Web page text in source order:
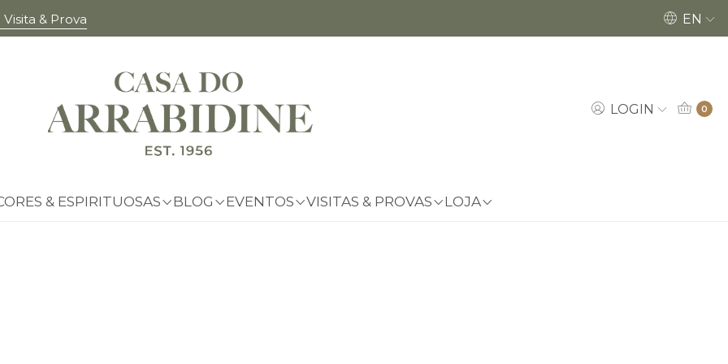
LOGIN 0
& ESPIRITUOSAS BLOG EVENTOS VISITAS & PROVAS LOJA
& Prova Encomendas até dia 18/12 poderão ser
EN
EVENTOS
FORA DA ADEGA